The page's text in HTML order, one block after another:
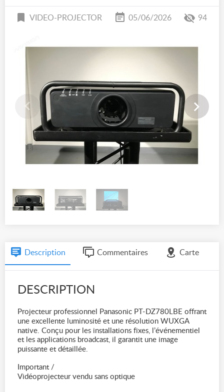
VIDEO-PROJECTOR 05/06/2026 94
Description Commentaires Carte
DESCRIPTION
Projecteur professionnel Panasonic PT-DZ780LBE offrant
une excellente luminosité et une résolution WUXGA
native. Conçu pour les installations fixes, l’événementiel
et les applications broadcast, il garantit une image
puissante et détaillée.
Important /
Vidéoprojecteur vendu sans optique